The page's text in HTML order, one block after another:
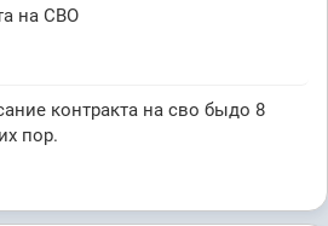
на СВО
контракта на сво быдо 8
пор.